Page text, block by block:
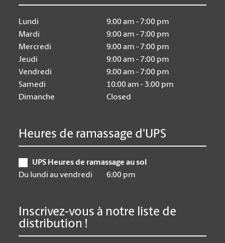
Lundi
9:00 am - 7:00 pm
Mardi
9:00 am - 7:00 pm
Mercredi
9:00 am - 7:00 pm
Jeudi
9:00 am - 7:00 pm
Vendredi
9:00 am - 7:00 pm
Samedi
10:00 am - 3:00 pm
Dimanche
Closed
Heures de ramassage d'UPS
UPS Heures de ramassage au sol
Du lundi au vendredi
6:00 pm
Inscrivez-vous à notre liste de
distribution !